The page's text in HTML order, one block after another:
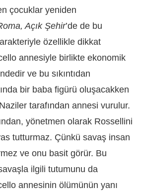
çocuklar yeniden
Açık Şehir’de de bu
özellikle dikkat
annesiyle birlikte ekonomik
ve bu sıkıntıdan
bir baba figürü oluşacakken
tarafından annesi vurulur.
yönetmen olarak Rossellini
tutturmaz. Çünkü savaş insan
ve onu basit görür. Bu
ilgili tutumunu da
annesinin ölümünün yanı